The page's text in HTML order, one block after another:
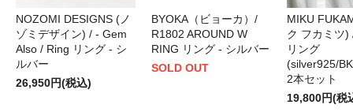
NOZOMI DESIGNS (ノ
ゾミデザイン) / - Gem
Also / Ring リング - シ
ルバー
26,950円(税込)
BYOKA（ビョーカ）/
R1802 AROUND W
RING リング - シルバー
SOLD OUT
MIKU
ク フカミツ)
リング
(silver925/
2本セット
19,800円(税